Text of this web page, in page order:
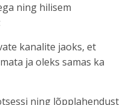
ning hilisem
kanalite jaoks, et
ja oleks samas ka
ning lõpplahendust